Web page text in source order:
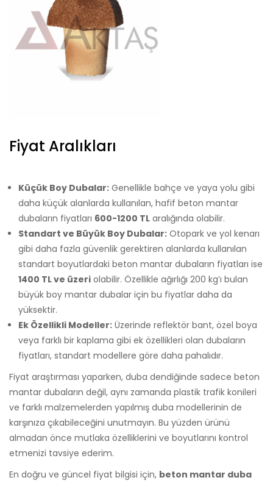
Fiyat Aralıkları
Küçük Boy Dubalar: Genellikle bahçe ve yaya yolu gibi
daha küçük alanlarda kullanılan, hafif beton mantar
dubaların fiyatları 600-1200 TL aralığında olabilir.
Standart ve Büyük Boy Dubalar: Otopark ve yol kenarı
gibi daha fazla güvenlik gerektiren alanlarda kullanılan
standart boyutlardaki beton mantar dubaların fiyatları ise
1400 TL ve üzeri olabilir. Özellikle ağırlığı 200 kg’ı bulan
büyük boy mantar dubalar için bu fiyatlar daha da
yüksektir.
Ek Özellikli Modeller: Üzerinde reflektör bant, özel boya
veya farklı bir kaplama gibi ek özellikleri olan dubaların
fiyatları, standart modellere göre daha pahalıdır.
Fiyat araştırması yaparken, duba dendiğinde sadece beton
mantar dubaların değil, aynı zamanda plastik trafik konileri
ve farklı malzemelerden yapılmış duba modellerinin de
karşınıza çıkabileceğini unutmayın. Bu yüzden ürünü
almadan önce mutlaka özelliklerini ve boyutlarını kontrol
etmenizi tavsiye ederim.
En doğru ve güncel fiyat bilgisi için, beton mantar duba